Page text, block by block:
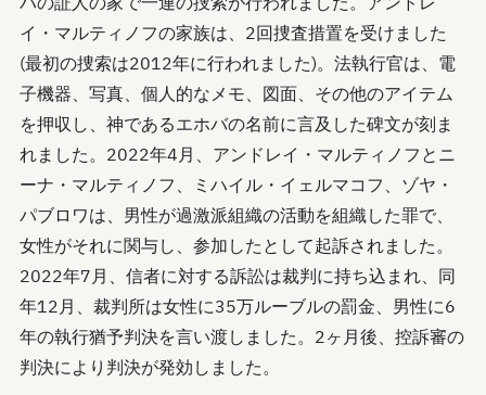
イ・マルティノフの家族は、2回捜査措置を受けました
(最初の捜索は2012年に行われました)。法執行官は、電
子機器、写真、個人的なメモ、図面、その他のアイテム
を押収し、神であるエホバの名前に言及した碑文が刻ま
れました。2022年4月、アンドレイ・マルティノフとニ
ーナ・マルティノフ、ミハイル・イェルマコフ、ゾヤ・
パブロワは、男性が過激派組織の活動を組織した罪で、
女性がそれに関与し、参加したとして起訴されました。
2022年7月、信者に対する訴訟は裁判に持ち込まれ、同
年12月、裁判所は女性に35万ルーブルの罰金、男性に6
年の執行猶予判決を言い渡しました。2ヶ月後、控訴審の
判決により判決が発効しました。